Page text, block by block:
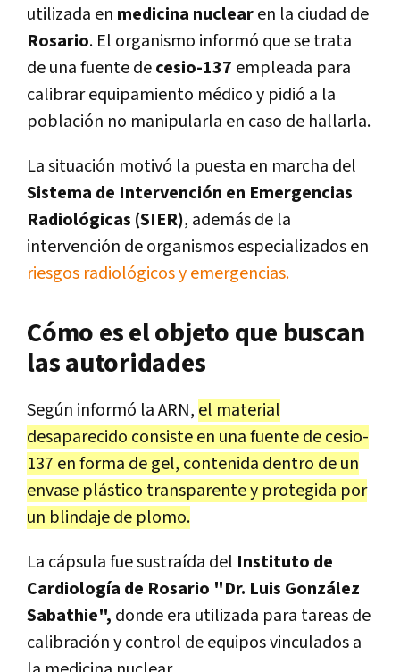
utilizada en medicina nuclearen la ciudad de
Rosario. El organismo informó que se trata
de una fuente decesio-137 empleada para
calibrar equipamiento médico y pidió a la
población no manipularla en caso de hallarla.
La situación motivó la puesta en marcha del
Sistema de Intervención en Emergencias
Radiológicas (SIER), además de la
intervención de organismos especializados en
riesgos radiológicos y emergencias.
Cómo es el objeto que buscan
las autoridades
Según informó la ARN, el material
desaparecido consiste en una fuente de cesio-
137 en forma de gel, contenida dentro de un
envase plástico transparente y protegida por
un blindaje de plomo.
La cápsula fue sustraída del Instituto de
Cardiología de Rosario "Dr. Luis González
Sabathie", donde era utilizada para tareas de
calibración y control de equipos vinculados a